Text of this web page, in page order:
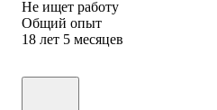
Не ищет работу
Общий опыт
18 лет 5 месяцев